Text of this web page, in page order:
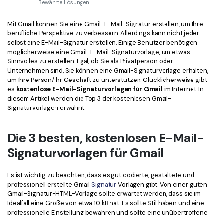
PDF OCR
PDF-Daten extrahieren
PDF freigeben
eSign PDFs rechtmäßig Neu
Branchen
Bildung
Rechtliches
Gesundheitswesen
Finanzen
Regierung
Veröffentlichung
Kontakt zum Support
Was ist NEU
Benutzerhandbuch
PDFelement für Windows
PDFelement für Mac
PDFelement für iOS
Mehr erfahren
Bewertungen
Kostenlose PDF-Vorlagen
Bearbeiten, Drucken und Anpassen von kostenlosen Vorlagen.
Bewährte Lösungen
Mit Gmail können Sie eine Gmail-E-Mail-Signatur erstellen, um Ihre
berufliche Perspektive zu verbessern. Allerdings kann nicht jeder
selbst eine E-Mail-Signatur erstellen. Einige Benutzer benötigen
möglicherweise eine Gmail-E-Mail-Signaturvorlage, um etwas
Sinnvolles zu erstellen. Egal, ob Sie als Privatperson oder
Unternehmen sind, Sie können eine Gmail-Signaturvorlage erhalten,
um Ihre Person/Ihr Geschäft zu unterstützen. Glücklicherweise gibt
es kostenlose E-Mail-Signaturvorlagen für Gmail im Internet. In
diesem Artikel werden die Top 3 der kostenlosen Gmail-
Signaturvorlagen erwähnt.
Die 3 besten, kostenlosen E-Mail-
Signaturvorlagen für Gmail
Es ist wichtig zu beachten, dass es gut codierte, gestaltete und
professionell erstellte Gmail SignaturVorlagen gibt. Von einer guten
Gmail-Signatur-HTML-Vorlage sollte erwartet werden, dass sie im
Idealfall eine Größe von etwa 10 kB hat. Es sollte Stil haben und eine
professionelle Einstellung bewahren und sollte eine unübertroffene